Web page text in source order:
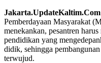
Jakarta.UpdateKaltim.Com
Pemberdayaan Masyarakat
menekankan, pesantren
pendidikan yang
didik, sehingga
terwujud.